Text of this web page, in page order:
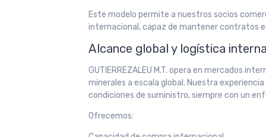
Este modelo permite a nuestros socios
internacional, capaz de mantener contratos
Alcance global y logística
GUTIERREZALEU M.T. opera en mercados
minerales a escala global. Nuestra
condiciones de suministro, siempre con un
Ofrecemos: